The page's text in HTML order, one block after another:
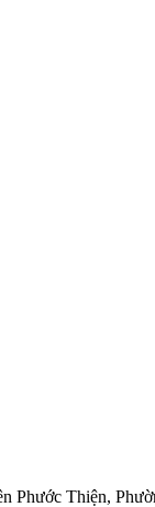
Phước Thiện,